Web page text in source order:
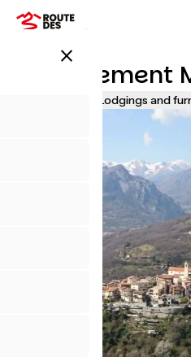
Pasar
close
Appartement
Lodgings and